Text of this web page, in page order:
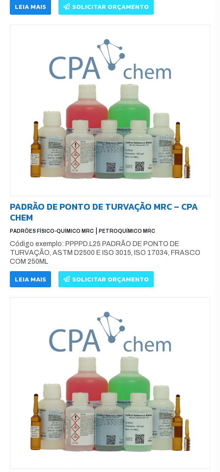
LEIA MAIS SOLICITAR ORÇAMENTO
PADRÃO DE PONTO DE TURVAÇÃO MRC – CPA
CHEM
PADRÕES FÍSICO-QUÍMICO MRC PETROQUÍMICO MRC
Código exemplo: PPPPD.L25 PADRÃO DE PONTO DE
TURVAÇÃO, ASTM D2500 E ISO 3015, ISO 17034, FRASCO
COM 250ML
LEIA MAIS SOLICITAR ORÇAMENTO